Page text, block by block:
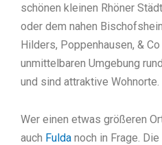
schönen kleinen Rhöner
oder dem nahen
Hilders, Poppenhausen, &
unmittelbaren Umgebung
und sind attraktive Wohnorte.
Wer einen etwas größeren
auch Fulda noch in Frage.